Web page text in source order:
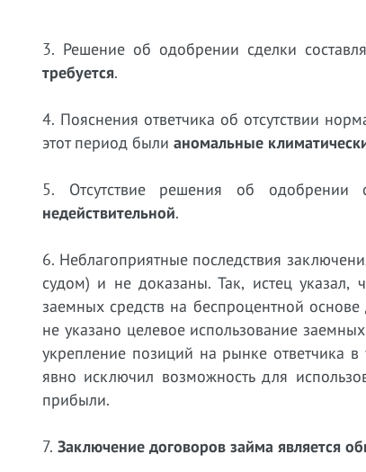
3. Решение об одобрении сделки
требуется.
4. Пояснения ответчика об отсутствии
этот период были аномальные
5. Отсутствие решения об одобрении
недействительной.
6. Неблагоприятные последствия
судом) и не доказаны. Так, истец указал,
заемных средств на беспроцентной
не указано целевое использование
укрепление позиций на рынке ответчика
явно исключил возможность для
прибыли.
7. Заключение договоров займа является